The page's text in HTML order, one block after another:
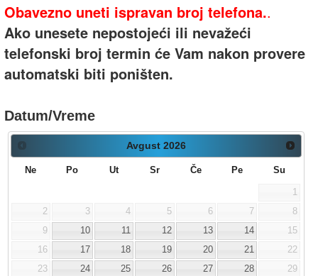
Obavezno uneti ispravan broj telefona..
Ako unesete nepostojeći ili nevažeći
telefonski broj termin će Vam nakon provere
automatski biti poništen.
Datum/Vreme
Avgust 2026
Ne Po Ut Sr Če Pe Su
1
2
3 4 5 6 7
8
9
10 11 12 13 14
15
16
17 18 19 20 21
22
23
24 25 26 27 28 29